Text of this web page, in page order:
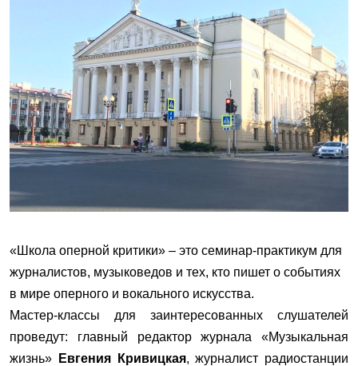
«Школа оперной критики» – это семинар-практикум для
журналистов, музыковедов и тех, кто пишет о событиях
в мире оперного и вокального искусства.
Мастер-классы для заинтересованных слушателей
проведут: главный редактор журнала «Музыкальная
жизнь»
Евгения Кривицкая, журналист радиостанции